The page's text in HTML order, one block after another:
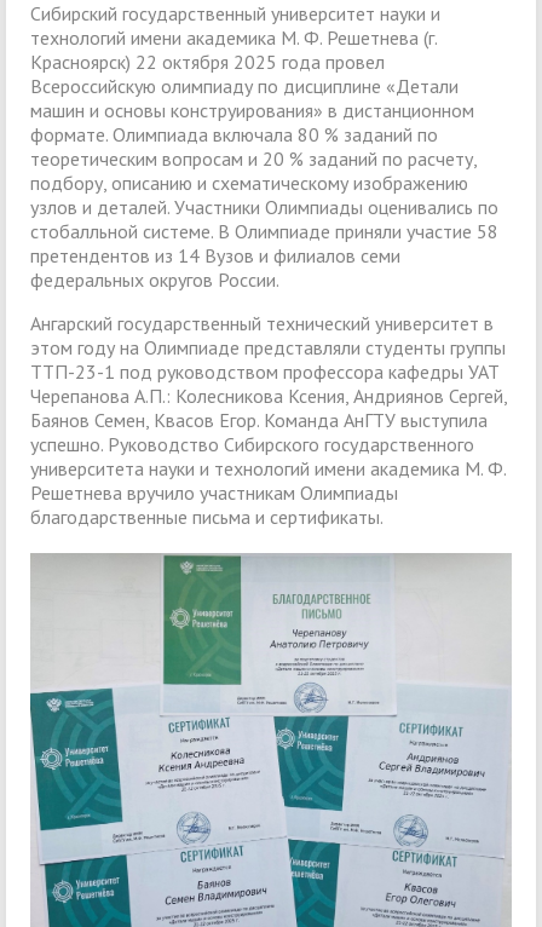
Сибирский государственный университет науки и
технологий имени академика М. Ф. Решетнева (г.
Красноярск) 22 октября 2025 года провел
Всероссийскую олимпиаду по дисциплине «Детали
машин и основы конструирования» в дистанционном
формате. Олимпиада включала 80 % заданий по
теоретическим вопросам и 20 % заданий по расчету,
подбору, описанию и схематическому изображению
узлов и деталей. Участники Олимпиады оценивались по
стобалльной системе. В Олимпиаде приняли участие 58
претендентов из 14 Вузов и филиалов семи
федеральных округов России.
Ангарский государственный технический университет в
этом году на Олимпиаде представляли студенты группы
ТТП-23-1 под руководством профессора кафедры УАТ
Черепанова А.П.: Колесникова Ксения, Андриянов Сергей,
Баянов Семен, Квасов Егор. Команда АнГТУ выступила
успешно. Руководство Сибирского государственного
университета науки и технологий имени академика М. Ф.
Решетнева вручило участникам Олимпиады
благодарственные письма и сертификаты.